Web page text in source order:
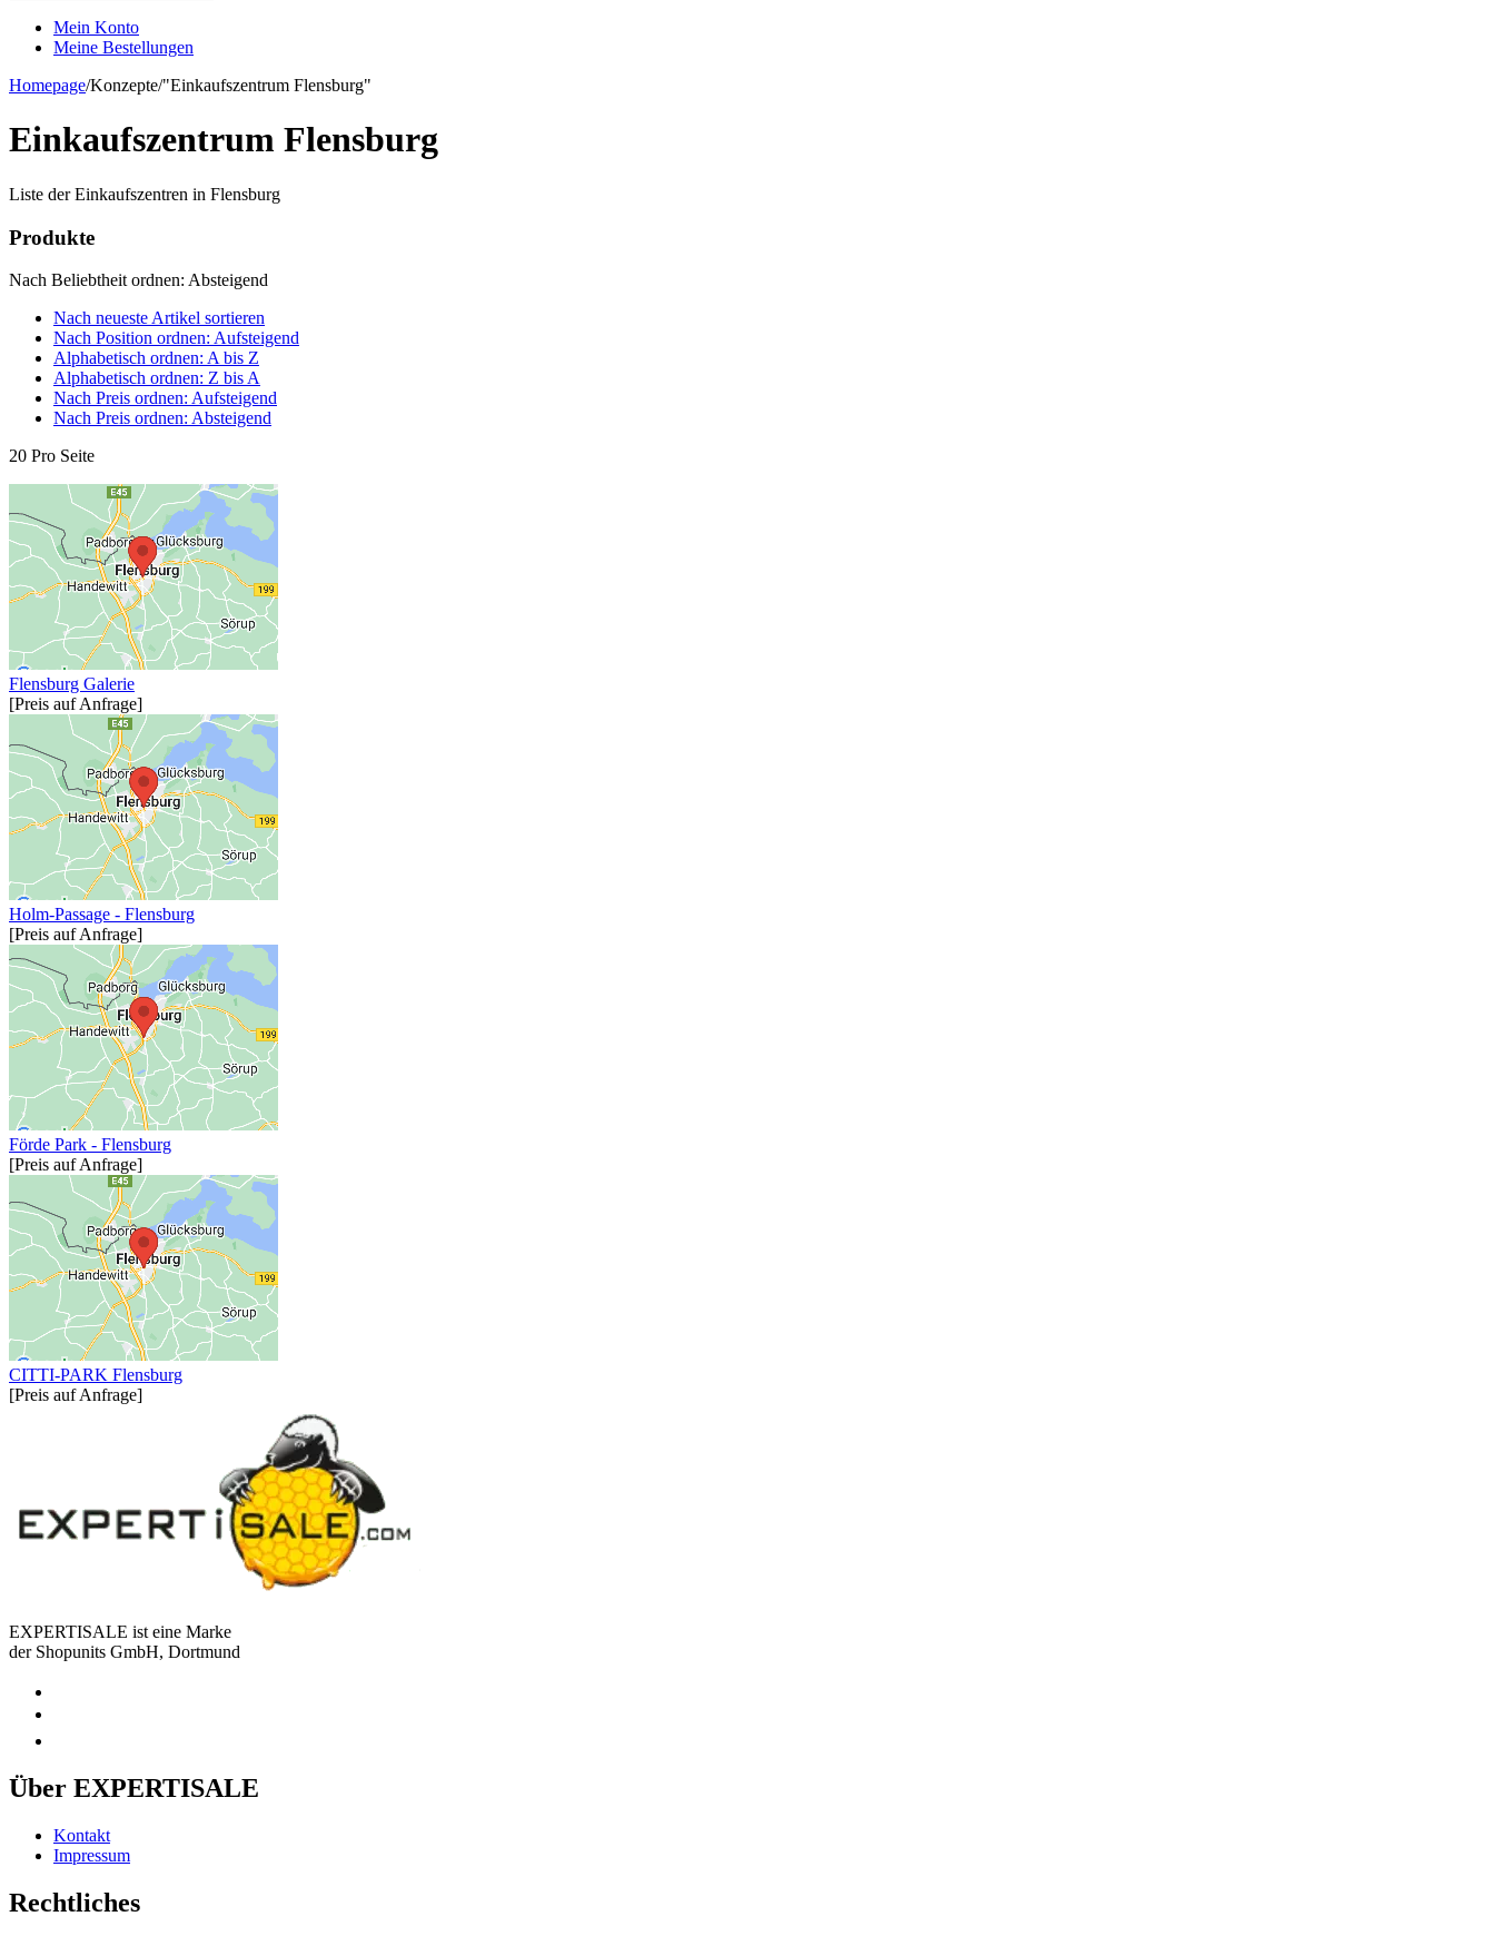
Mein Konto
Meine Bestellungen
Homepage/Konzepte/"Einkaufszentrum Flensburg"
Einkaufszentrum Flensburg
Liste der Einkaufszentren in Flensburg
Produkte
Nach Beliebtheit ordnen: Absteigend
Nach neueste Artikel sortieren
Nach Position ordnen: Aufsteigend
Alphabetisch ordnen: A bis Z
Alphabetisch ordnen: Z bis A
Nach Preis ordnen: Aufsteigend
Nach Preis ordnen: Absteigend
20 Pro Seite
Flensburg Galerie
[Preis auf Anfrage]
Holm-Passage - Flensburg
[Preis auf Anfrage]
Förde Park - Flensburg
[Preis auf Anfrage]
CITTI-PARK Flensburg
[Preis auf Anfrage]
EXPERTISALE ist eine Marke
der Shopunits GmbH, Dortmund
Über EXPERTISALE
Kontakt
Impressum
Rechtliches